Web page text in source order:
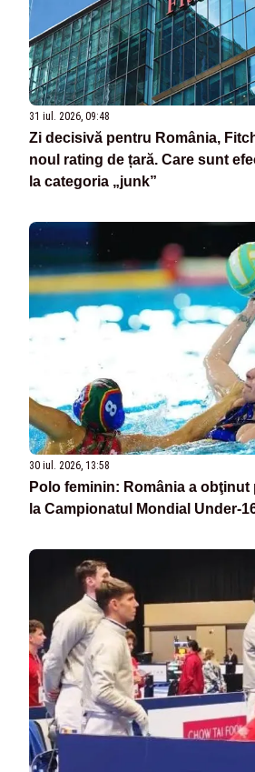
31 iul. 2026, 09:48
Zi decisivă pentru România,
noul rating de țară. Care sunt
la categoria „junk”
30 iul. 2026, 13:58
Polo feminin: România a
la Campionatul Mondial Under-